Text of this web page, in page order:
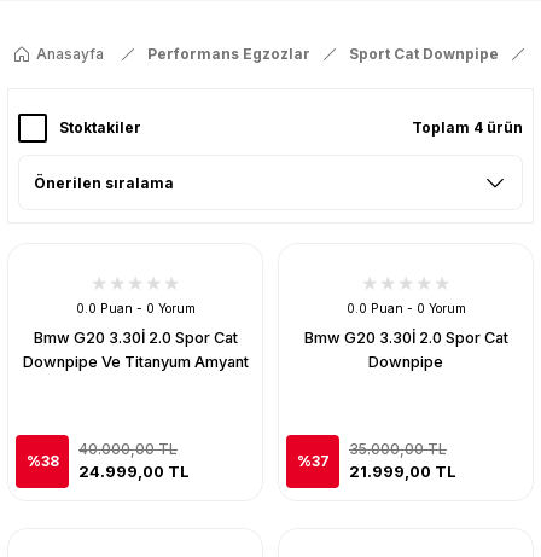
Anasayfa Performans Egzozlar Sport Cat Downpipe
Stoktakiler Toplam 4 ürün
0.0 Puan - 0 Yorum
Bmw G20 3.30İ 2.0 Spor Cat
Downpipe Ve Titanyum Amyant
%38
40.000,00 TL
24.999,00 TL
0.0 Puan - 0 Yorum
Bmw G20 3.30İ 2.0 Spor Cat
Downpipe
%37
35.000,00 TL
21.999,00 TL